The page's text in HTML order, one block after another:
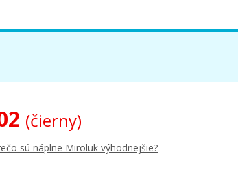
(čierny)
sú náplne Miroluk výhodnejšie?